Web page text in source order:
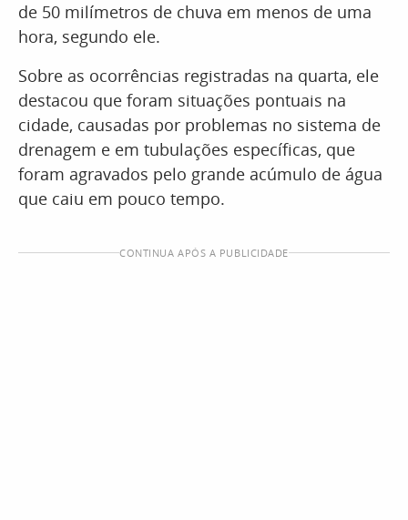
de 50 milímetros de chuva em menos de uma
hora, segundo ele.
Sobre as ocorrências registradas na quarta, ele
destacou que foram situações pontuais na
cidade, causadas por problemas no sistema de
drenagem e em tubulações específicas, que
foram agravados pelo grande acúmulo de água
que caiu em pouco tempo.
CONTINUA APÓS A PUBLICIDADE